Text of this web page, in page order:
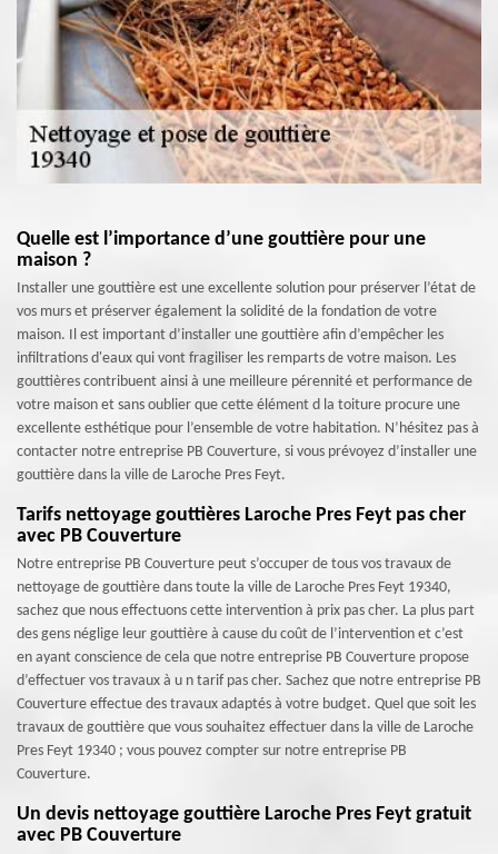
Quelle est l’importance d’une gouttière pour une
maison ?
Installer une gouttière est une excellente solution pour préserver l’état de
vos murs et préserver également la solidité de la fondation de votre
maison. Il est important d’installer une gouttière afin d’empêcher les
infiltrations d'eaux qui vont fragiliser les remparts de votre maison. Les
gouttières contribuent ainsi à une meilleure pérennité et performance de
votre maison et sans oublier que cette élément d la toiture procure une
excellente esthétique pour l’ensemble de votre habitation. N’hésitez pas à
contacter notre entreprise PB Couverture, si vous prévoyez d’installer une
gouttière dans la ville de Laroche Pres Feyt.
Tarifs nettoyage gouttières Laroche Pres Feyt pas cher
avec PB Couverture
Notre entreprise PB Couverture peut s’occuper de tous vos travaux de
nettoyage de gouttière dans toute la ville de Laroche Pres Feyt 19340,
sachez que nous effectuons cette intervention à prix pas cher. La plus part
des gens néglige leur gouttière à cause du coût de l’intervention et c’est
en ayant conscience de cela que notre entreprise PB Couverture propose
d’effectuer vos travaux à u n tarif pas cher. Sachez que notre entreprise PB
Couverture effectue des travaux adaptés à votre budget. Quel que soit les
travaux de gouttière que vous souhaitez effectuer dans la ville de Laroche
Pres Feyt 19340 ; vous pouvez compter sur notre entreprise PB
Couverture.
Un devis nettoyage gouttière Laroche Pres Feyt gratuit
avec PB Couverture